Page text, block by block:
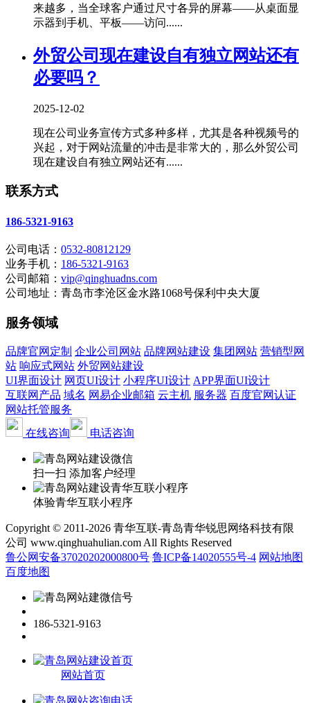
来越多，当全球客户通过尺寸各异的屏幕——从桌面显
示器到手机、平板——访问......
外贸公司现在建设自有独立网站还有
必要吗？
2025-12-02
现在公司业务宣传方式多种多样，尤其是各种视频号的
兴起，对于网站流量的冲击是非常大的，那么外贸公司
现在建设自有独立网站还有......
联系方式
186-5321-9163
公司电话： 0532-80812129
业务手机： 186-5321-9163
公司邮箱： vip@qinghuadns.com
公司地址：青岛市李沧区金水路1068号保利中央大厦
服务领域
品牌官网定制 企业公司网站 品牌网站建设 集团网站 营销型网
站 响应式网站 外贸网站建设
UI界面设计 网页UI设计 小程序UI设计 APP界面UI设计
互联网产品 域名 网易企业邮箱 云主机 服务器 百度官网认证
网站托管服务
在线咨询
电话咨询
扫一扫 添加客户经理
体验青华互联小程序
Copyright © 2011-2026 青华互联-青岛青华锐思网络科技有限
公司 www.qinghuahulian.com All Rights Reserved
鲁公网安备37020202000800号 鲁ICP备14020555号-4 网站地图
百度地图
186-5321-9163
网站首页